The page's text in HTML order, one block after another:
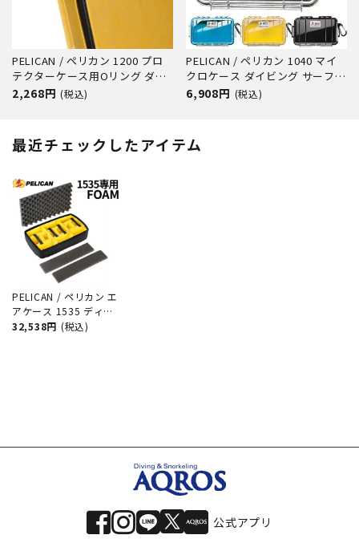
PELICAN / ペリカン 1200 プロ
テクターケース用Oリング ダイ
ビング サーフィン アウトドア
2,268円 (税込)
PELICAN / ペリカン 1040 マイ
クロケース ダイビング サーフィ
ン アウトドア キャンプ 釣り カ
6,908円 (税込)
最近チェックしたアイテム
PELICAN / ペリカン エ
アケース 1535 ディバ
イダーセット ダイビン
32,538円 (税込)
公式アプリ